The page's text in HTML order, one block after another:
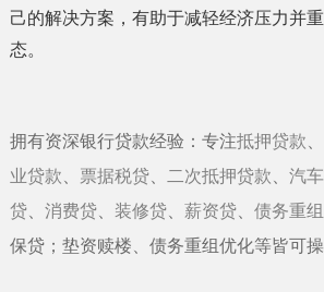
己的解决方案，有助于减轻经济压力并
态。
拥有资深银行贷款经验：专注抵押贷款
业贷款
票据税贷、 二次抵押贷款 汽
贷、 消费贷、 装修贷、 薪资贷、 债务重组
保贷；垫资赎楼、债务重组优化等皆可操